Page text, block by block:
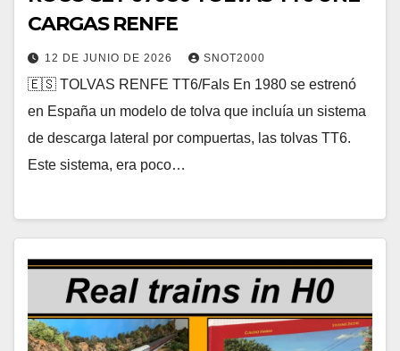
CARGAS RENFE
12 DE JUNIO DE 2026 SNOT2000
🇪🇸 TOLVAS RENFE TT6/Fals En 1980 se estrenó
en España un modelo de tolva que incluía un sistema
de descarga lateral por compuertas, las tolvas TT6.
Este sistema, era poco…